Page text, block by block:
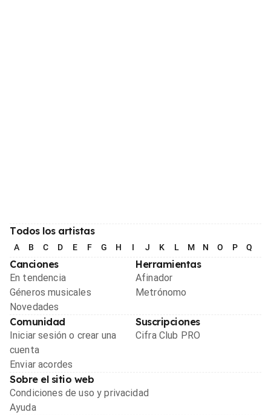
Todos los artistas
A B C D E F G H I J K L M N O P Q
Canciones
En tendencia
Géneros musicales
Novedades
Herramientas
Afinador
Metrónomo
Comunidad
Iniciar sesión o crear una
cuenta
Enviar acordes
Suscripciones
Cifra Club PRO
Sobre el sitio web
Condiciones de uso y privacidad
Ayuda